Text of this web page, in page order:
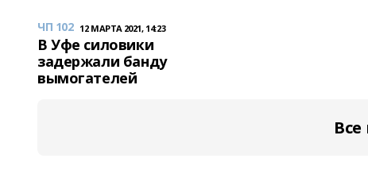
ЧП 102 12 МАРТА 2021, 14:23
В Уфе силовики
задержали банду
вымогателей